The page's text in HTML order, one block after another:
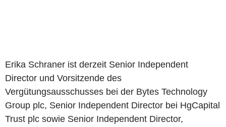
Erika Schraner ist derzeit Senior Independent
Director und Vorsitzende des
Vergütungsausschusses bei der Bytes Technology
Group plc, Senior Independent Director bei HgCapital
Trust plc sowie Senior Independent Director,